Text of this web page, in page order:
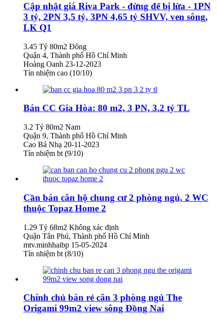
Cập nhật giá Riva Park - đừng để bị lừa - 1PN
3 tỷ, 2PN 3,5 tỷ, 3PN 4,65 tỷ SHVV, ven sông,
LK Q1
3.45 Tỷ 80m2 Đông
Quận 4, Thành phố Hồ Chí Minh
Hoàng Oanh 23-12-2023
Tín nhiệm cao (10/10)
Bán CC Gia Hòa: 80 m2, 3 PN, 3.2 tỷ TL
3.2 Tỷ 80m2 Nam
Quận 9, Thành phố Hồ Chí Minh
Cao Bá Nhạ 20-11-2023
Tín nhiệm bt (9/10)
Cần bán căn hộ chung cư 2 phòng ngủ, 2 WC
thuộc Topaz Home 2
1.29 Tỷ 68m2 Không xác định
Quận Tân Phú, Thành phố Hồ Chí Minh
mtv.minhhaibp 15-05-2024
Tín nhiệm bt (8/10)
Chính chủ bán rẻ căn 3 phòng ngủ The
Origami 99m2 view sông Đồng Nai